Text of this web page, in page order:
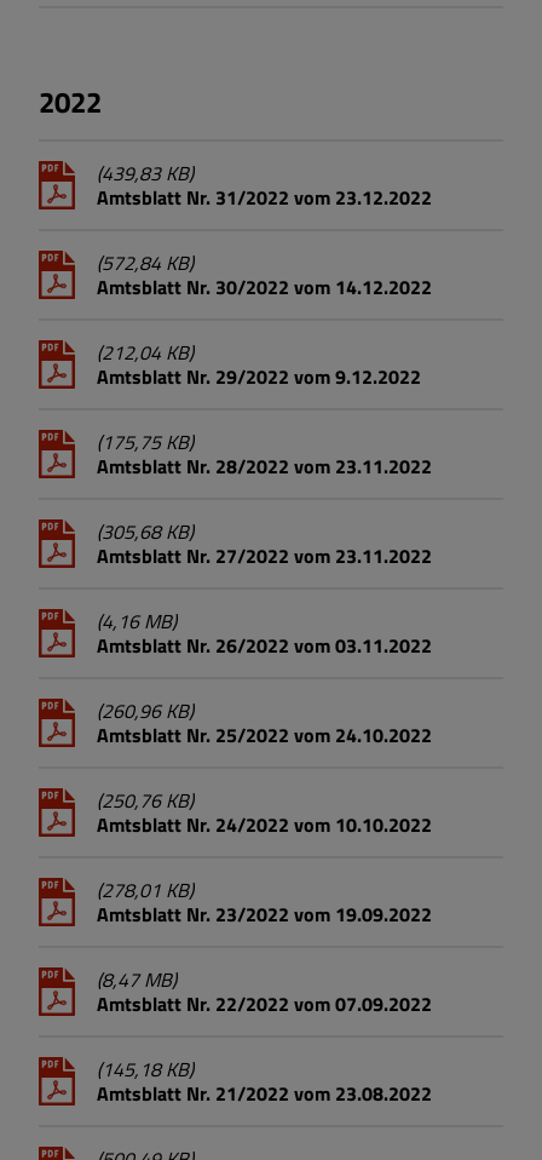
2022
(439,83 KB)
Amtsblatt Nr. 31/2022 vom 23.12.2022
(572,84 KB)
Amtsblatt Nr. 30/2022 vom 14.12.2022
(212,04 KB)
Amtsblatt Nr. 29/2022 vom 9.12.2022
(175,75 KB)
Amtsblatt Nr. 28/2022 vom 23.11.2022
(305,68 KB)
Amtsblatt Nr. 27/2022 vom 23.11.2022
(4,16 MB)
Amtsblatt Nr. 26/2022 vom 03.11.2022
(260,96 KB)
Amtsblatt Nr. 25/2022 vom 24.10.2022
(250,76 KB)
Amtsblatt Nr. 24/2022 vom 10.10.2022
(278,01 KB)
Amtsblatt Nr. 23/2022 vom 19.09.2022
(8,47 MB)
Amtsblatt Nr. 22/2022 vom 07.09.2022
(145,18 KB)
Amtsblatt Nr. 21/2022 vom 23.08.2022